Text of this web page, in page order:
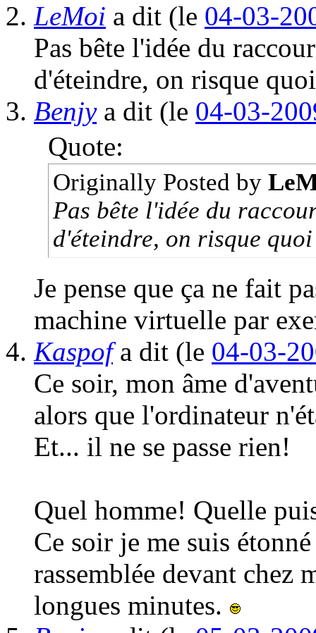
LeMoi a dit (le 04-03-
Pas bête l'idée du
d'éteindre, on risque
Benjya dit (le 04-03-
Quote:
Originally Posted by
Pas bête l'idée du
d'éteindre, on risque
Je pense que ça ne fait
machine virtuelle par
Kaspofa dit (le 04-03-
Ce soir, mon âme
alors que l'ordinateur
Et... il ne se passe rien!
Quel homme! Quelle
Ce soir je me suis
rassemblée devant chez
longues minutes.